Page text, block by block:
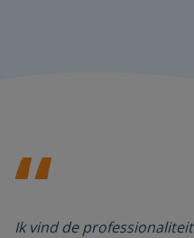
Ik vind de